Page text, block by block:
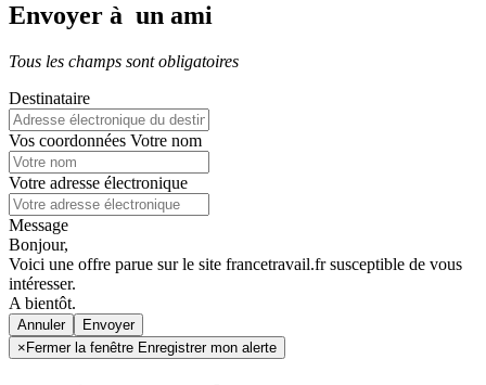
Envoyer à un ami
Tous les champs sont obligatoires
Destinataire
Vos coordonnées Votre nom
Votre adresse électronique
Message
Bonjour,
Voici une offre parue sur le site francetravail.fr susceptible de vous
intéresser.
A bientôt.
Annuler
× Fermer la fenêtre Enregistrer mon alerte